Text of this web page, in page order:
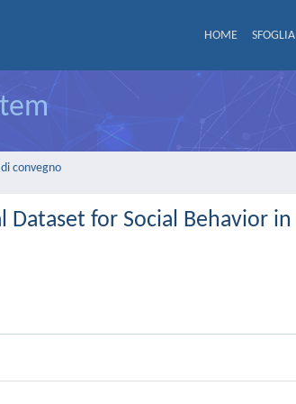
HOME SFOGLIA
convegno
for Social Behavior in